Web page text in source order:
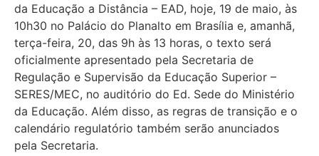
da Educação a Distância – EAD, hoje, 19 de maio, às
10h30 no Palácio do Planalto em Brasília e, amanhã,
terça-feira, 20, das 9h às 13 horas, o texto será
oficialmente apresentado pela Secretaria de
Regulação e Supervisão da Educação Superior –
SERES/MEC, no auditório do Ed. Sede do Ministério
da Educação. Além disso, as regras de transição e o
calendário regulatório também serão anunciados
pela Secretaria.